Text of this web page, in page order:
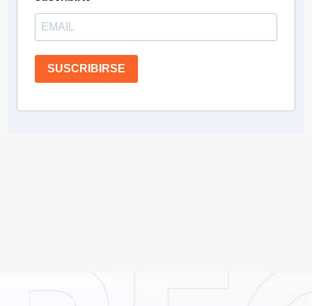
SUSCRIBIRSE